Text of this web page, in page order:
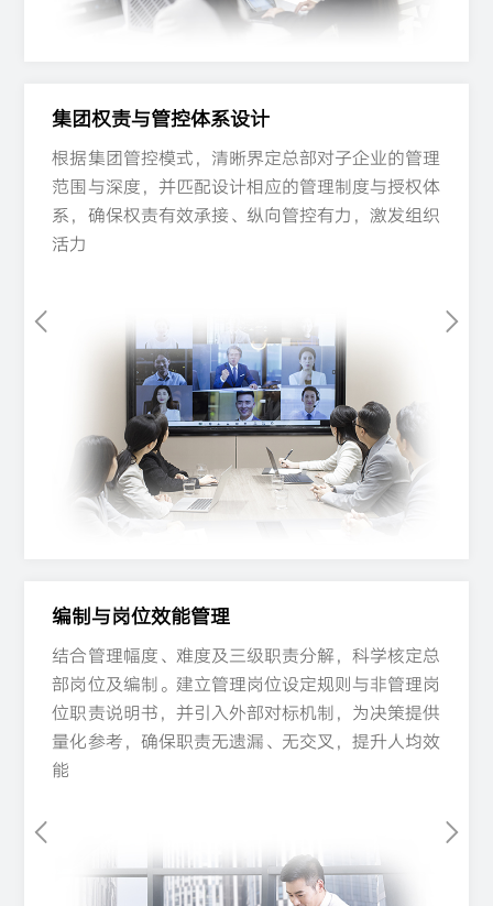
根据集团管控模式，清晰界定总部对子企业的管理
范围与深度，并匹配设计相应的管理制度与授权体
系，确保权责有效承接、纵向管控有力，激发组织
活力
集团权责与管控体系设计​
根据集团管控模式，清晰界定总部对子企业的管理
范围与深度，并匹配设计相应的管理制度与授权体
系，确保权责有效承接、纵向管控有力，激发组织
活力
集团权责与管控体系设计​
根据集团管控模式，清晰界定总部对子企业的管理
范围与深度，并匹配设计相应的管理制度与授权体
系，确保权责有效承接、纵向管控有力，激发组织
活力
结合管理幅度、难度及三级职责分解，科学核定总
部岗位及编制。建立管理岗位设定规则与非管理岗
位职责说明书，并引入外部对标机制，为决策提供
量化参考，确保职责无遗漏、无交叉，提升人均效
能
编制与岗位效能管理​
结合管理幅度、难度及三级职责分解，科学核定总
部岗位及编制。建立管理岗位设定规则与非管理岗
位职责说明书，并引入外部对标机制，为决策提供
量化参考，确保职责无遗漏、无交叉，提升人均效
能
编制与岗位效能管理​
结合管理幅度、难度及三级职责分解，科学核定总
部岗位及编制。建立管理岗位设定规则与非管理岗
位职责说明书，并引入外部对标机制，为决策提供
量化参考，确保职责无遗漏、无交叉，提升人均效
能